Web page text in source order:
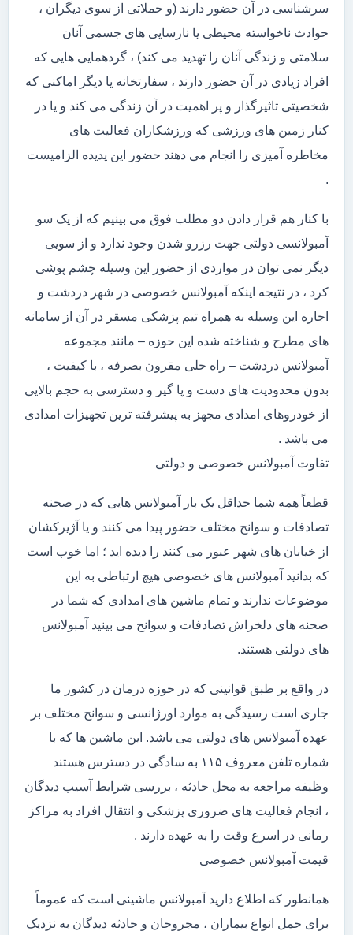
سرشناسی در آن حضور دارند (و حملاتی از سوی دیگران ،
حوادث ناخواسته محیطی یا نارسایی های جسمی آنان
سلامتی و زندگی آنان را تهدید می کند) ، گردهمایی هایی که
افراد زیادی در آن حضور دارند ، سفارتخانه یا دیگر اماکنی که
شخصیتی تاثیرگذار و پر اهمیت در آن زندگی می کند و یا در
کنار زمین های ورزشی که ورزشکاران فعالیت های
مخاطره آمیزی را انجام می دهند حضور این پدیده الزامیست
.
با کنار هم قرار دادن دو مطلب فوق می بینیم که از یک سو
آمبولانسی دولتی جهت رزرو شدن وجود ندارد و از سویی
دیگر نمی توان در مواردی از حضور این وسیله چشم پوشی
کرد ، در نتیجه اینکه آمبولانس خصوصی در شهر دردشت و
اجاره این وسیله به همراه تیم پزشکی مسقر در آن از سامانه
های مطرح و شناخته شده این حوزه – مانند مجموعه
آمبولانس دردشت – راه حلی مقرون بصرفه ، با کیفیت ،
بدون محدودیت های دست و پا گیر و دسترسی به حجم بالایی
از خودروهای امدادی مجهز به پیشرفته ترین تجهیزات امدادی
می باشد .
تفاوت آمبولانس خصوصی و دولتی
قطعاً همه شما حداقل یک بار آمبولانس هایی که در صحنه
تصادفات و سوانح مختلف حضور پیدا می کنند و یا آژیرکشان
از خیابان های شهر عبور می کنند را دیده اید ؛ اما خوب است
که بدانید آمبولانس های خصوصی هیچ ارتباطی به این
موضوعات ندارند و تمام ماشین های امدادی که شما در
صحنه های دلخراش تصادفات و سوانح می بینید آمبولانس
های دولتی هستند.
در واقع بر طبق قوانینی که در حوزه درمان در کشور ما
جاری است رسیدگی به موارد اورژانسی و سوانح مختلف بر
عهده آمبولانس های دولتی می باشد. این ماشین ها که با
شماره تلفن معروف ۱۱۵ به سادگی در دسترس هستند
وظیفه مراجعه به محل حادثه ، بررسی شرایط آسیب دیدگان
، انجام فعالیت های ضروری پزشکی و انتقال افراد به مراکز
رمانی در اسرع وقت را به عهده دارند .
قیمت آمبولانس خصوصی
همانطور که اطلاع دارید آمبولانس ماشینی است که عموماً
برای حمل انواع بیماران ، مجروحان و حادثه دیدگان به نزدیک